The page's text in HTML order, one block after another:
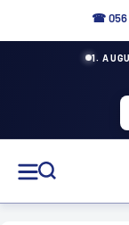
☎056
1.